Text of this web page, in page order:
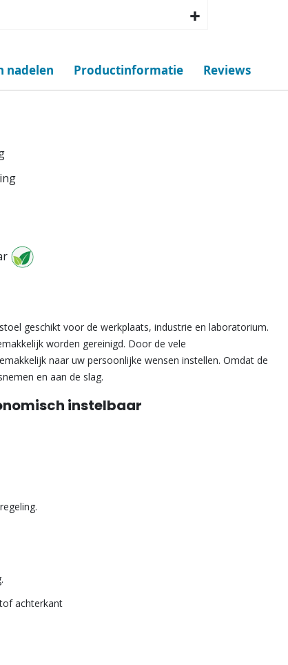
nadelen Productinformatie Reviews
geschikt voor de werkplaats, industrie en laboratorium.
worden gereinigd. Door de vele
naar uw persoonlijke wensen instellen. Omdat de
en aan de slag.
instelbaar
achterkant